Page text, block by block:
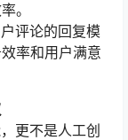
。
评论的回复模
率和用户满意
更不是人工创